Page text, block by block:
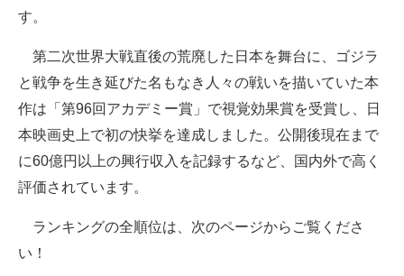
す。
第二次世界大戦直後の荒廃した日本を舞台に、ゴジラ
と戦争を生き延びた名もなき人々の戦いを描いていた本
作は「第96回アカデミー賞」で視覚効果賞を受賞し、日
本映画史上で初の快挙を達成しました。公開後現在まで
に60億円以上の興行収入を記録するなど、国内外で高く
評価されています。
ランキングの全順位は、次のページからご覧くださ
い！